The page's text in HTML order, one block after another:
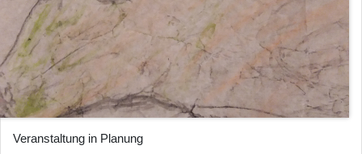
Veranstaltung in Planung